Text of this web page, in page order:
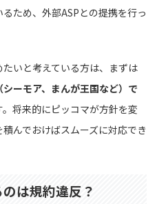
ため、外部ASPとの提携を行っ
いと考えている方は、まずは
ーモア、まんが王国など）で
。将来的にピッコマが方針を変
んでおけばスムーズに対応でき
は規約違反？